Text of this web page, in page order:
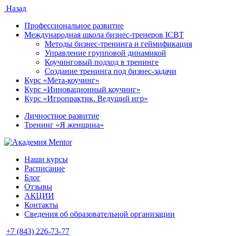
Назад
Профессиональное развитие
Международная школа бизнес-тренеров ICBT
Методы бизнес-тренинга и геймификация
Управление групповой динамикой
Коучинговый подход в тренинге
Создание тренинга под бизнес-задачи
Курс «Мета-коучинг»
Курс «Инновационный коучинг»
Курс «Игропрактик. Ведущий игр»
Личностное развитие
Тренинг «Я женщина»
Наши курсы
Расписание
Блог
Отзывы
АКЦИИ
Контакты
Сведения об образовательной организации
+7 (843) 226-73-77